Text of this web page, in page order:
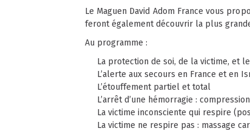
Le Maguen David Adom France vous
feront également découvrir la plus
Au programme :
La protection de soi, de la victime, et
L’alerte aux secours en France et en
L’étouffement partiel et total
L’arrêt d’une hémorragie :
La victime inconsciente qui respire
La victime ne respire pas : massage